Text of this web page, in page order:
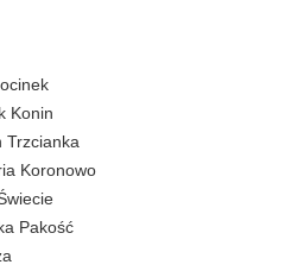
Konin
Trzcianka
Koronowo
Pakość